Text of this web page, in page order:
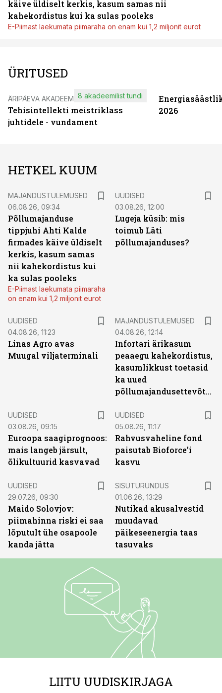
käive üldiselt kerkis, kasum samas nii
kahekordistus kui ka sulas pooleks
E-Piimast laekumata piimaraha on enam kui 1,2 miljonit eurot
ÜRITUSED
ÄRIPÄEVA AKADEEMIA
Tehisintellekti meistriklass
juhtidele - vundament
8 akadeemilist tundi
2026
HETKEL KUUM
MAJANDUSTULEMUSED
06.08.26, 09:34
Põllumajanduse
tippjuhi Ahti Kalde
firmades käive üldiselt
kerkis, kasum samas
nii kahekordistus kui
ka sulas pooleks
E-Piimast laekumata piimaraha
on enam kui 1,2 miljonit eurot
UUDISED
03.08.26, 12:00
Lugeja küsib: mis
toimub Läti
põllumajanduses?
UUDISED
04.08.26, 11:23
Linas Agro avas
Muugal viljaterminali
MAJANDUSTULEMUSED
04.08.26, 12:14
Infortari ärikasum
peaaegu kahekordistus,
kasumlikkust toetasid
ka uued
põllumajandusettevõtted
UUDISED
03.08.26, 09:15
Euroopa saagiprognoos:
mais langeb järsult,
õlikultuurid kasvavad
UUDISED
05.08.26, 11:17
Rahvusvaheline fond
paisutab Bioforce’i
kasvu
UUDISED
29.07.26, 09:30
Maido Solovjov:
piimahinna riski ei saa
lõputult ühe osapoole
kanda jätta
SISUTURUNDUS
01.06.26, 13:29
Nutikad akusalvestid
muudavad
päikeseenergia taas
tasuvaks
LIITU UUDISKIRJAGA